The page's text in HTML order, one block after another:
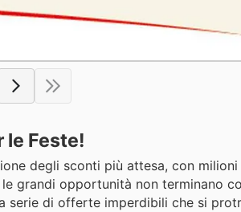
le Feste!
degli sconti più attesa, con milioni
grandi opportunità non terminano
serie di offerte imperdibili che si